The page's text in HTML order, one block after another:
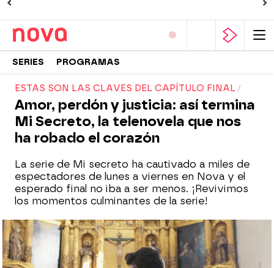
SERIES PROGRAMAS
ESTAS SON LAS CLAVES DEL CAPÍTULO FINAL
Amor, perdón y justicia: así termina
Mi Secreto, la telenovela que nos
ha robado el corazón
La serie de Mi secreto ha cautivado a miles de
espectadores de lunes a viernes en Nova y el
esperado final no iba a ser menos. ¡Revivimos
los momentos culminantes de la serie!